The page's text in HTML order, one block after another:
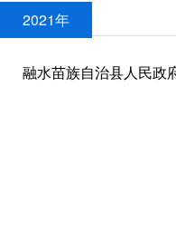
2021年
融水苗族自治县人民政